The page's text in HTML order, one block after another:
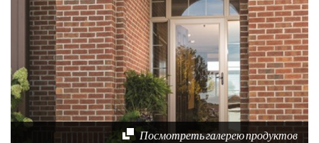
Посмотреть галерею продуктов